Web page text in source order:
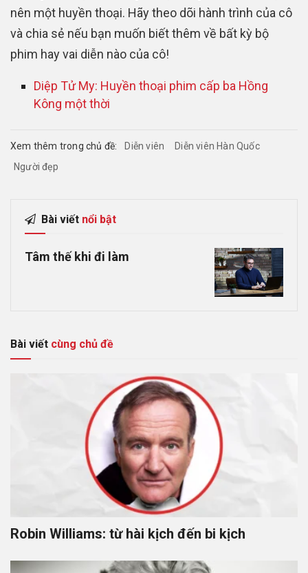
nên một huyền thoại. Hãy theo dõi hành trình của cô
và chia sẻ nếu bạn muốn biết thêm về bất kỳ bộ
phim hay vai diễn nào của cô!
Diệp Tử My: Huyền thoại phim cấp ba Hồng
Kông một thời
Xem thêm trong chủ đề: Diễn viên
Diễn viên Hàn Quốc
Người đẹp
Bài viết nổi bật
Tâm thế khi đi làm
Bài viết cùng chủ đề
Robin Williams: từ hài kịch đến bi kịch